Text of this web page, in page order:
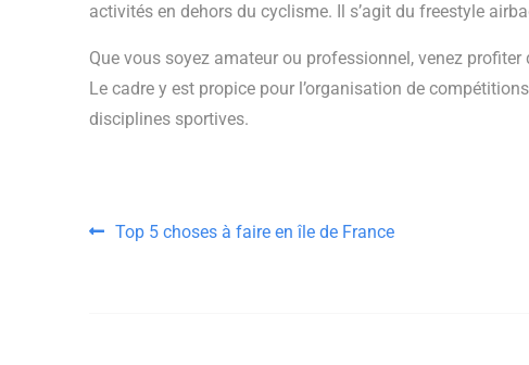
activités en dehors du cyclisme. Il s’agit du freestyle
Que vous soyez amateur ou professionnel, venez
Le cadre y est propice pour l’organisation de
disciplines sportives.
Navigation de l’article
Top 5 choses à faire en île de France